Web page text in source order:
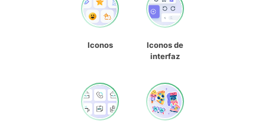
Iconos
Iconos de
interfaz